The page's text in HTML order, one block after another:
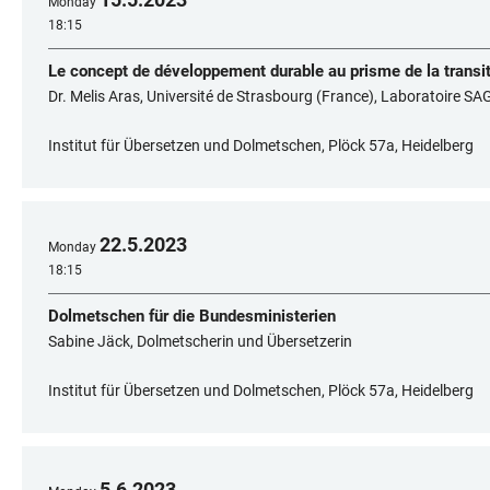
18:15
Le concept de développement durable au prisme de la
Dr. Melis Aras, Université de Strasbourg (France), Laboratoire
Institut für Übersetzen und Dolmetschen, Plöck 57a, Heidelberg
Monday 22.5.2023
18:15
Dolmetschen für die Bundesministerien
Sabine Jäck, Dolmetscherin und Übersetzerin
Institut für Übersetzen und Dolmetschen, Plöck 57a, Heidelberg